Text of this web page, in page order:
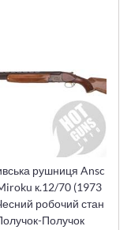
рушниця Ansc
к.12/70 (1973
робочий стан
Получок